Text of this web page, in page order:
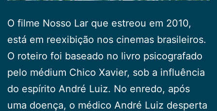
O filme Nosso Lar que estreou em 2010,
está em reexibição nos cinemas brasileiros.
O roteiro foi baseado no livro psicografado
pelo médium Chico Xavier, sob a influência
do espírito André Luiz. No enredo, após
uma doença, o médico André Luiz desperta